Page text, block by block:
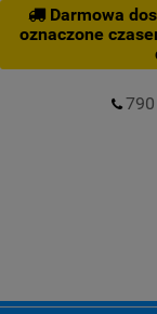
Darmowa
oznaczone